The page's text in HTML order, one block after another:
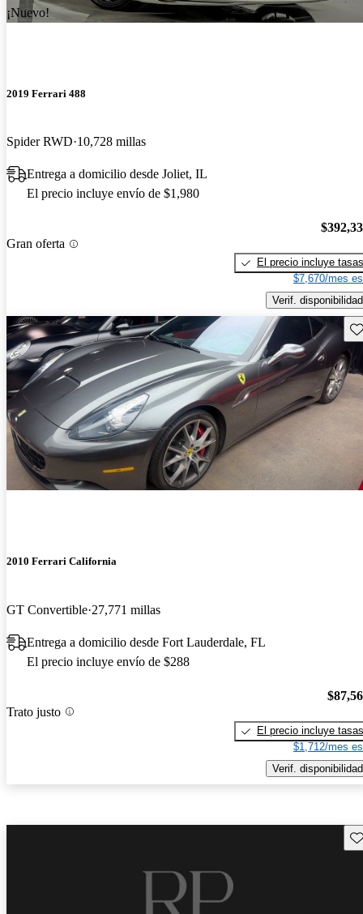
¡Nuevo!
2019 Ferrari 488
Spider RWD 10,728 millas
Entrega a domicilio desde Joliet, IL
El precio incluye envío de $1,980
Gran oferta
El precio incluye tasas
$7,670/mes
Verif. disponibilidad
2010 Ferrari California
GT Convertible 27,771 millas
Entrega a domicilio desde Fort Lauderdale, FL
El precio incluye envío de $288
Trato justo
El precio incluye tasas
$1,712/mes
Verif. disponibilidad